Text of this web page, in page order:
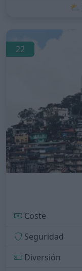
⛅
22
Coste
Seguridad
Diversión